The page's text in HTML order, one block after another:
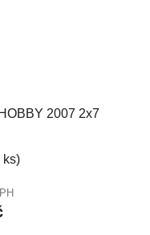
2007 2x7
ks)